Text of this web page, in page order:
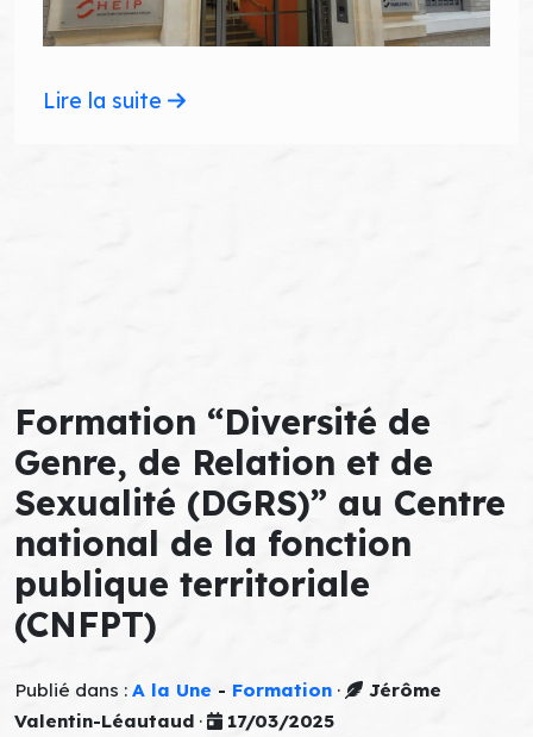
Lire la suite
Formation “Diversité de
Genre, de Relation et de
Sexualité (DGRS)” au Centre
national de la fonction
publique territoriale
(CNFPT)
Publié dans : A la Une - Formation ·
Jérôme
Valentin-Léautaud · 17/03/2025